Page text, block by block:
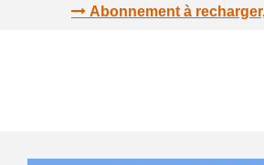
Abonnement à